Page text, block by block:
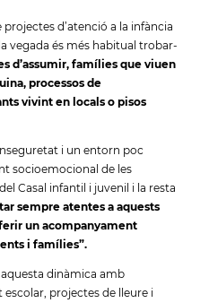
d’atenció a la infància
vegada és més habitual trobar-
d’assumir, famílies que viuen
processos de
vivint en locals o pisos
i un entorn poc
socioemocional de les
Casal infantil i juvenil i la resta
sempre atentes a aquests
un acompanyament
i famílies”.
dinàmica amb
projectes de lleure i